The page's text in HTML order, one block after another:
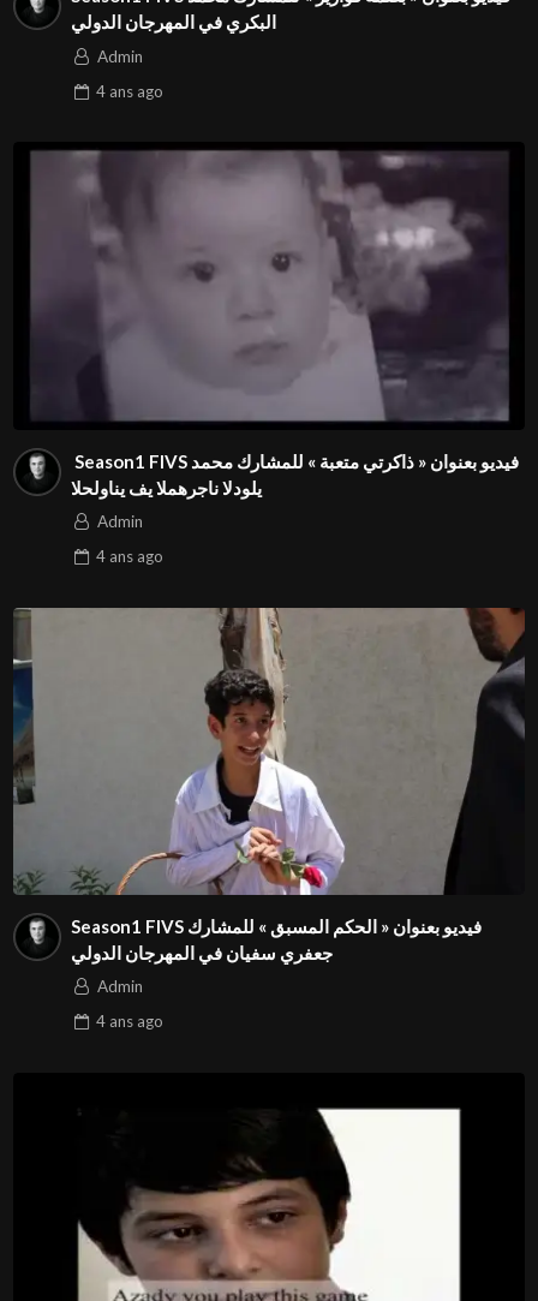
البكري في المهرجان الدولي
Admin
4 ansago
الحلواني في المهرجان الدولي⁩⁩
Admin
4 ansago
Season1 FIVS فيديو بعنوان « الحكم المسبق » للمشارك
جعفري سفيان في المهرجان الدولي
Admin
4 ansago